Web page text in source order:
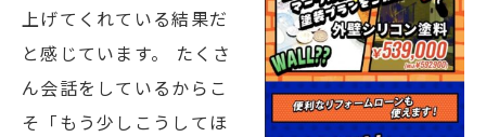
上げてくれている結果だ
と感じています。 たくさ
ん会話をしているからこ
そ「もう少しこうしてほ